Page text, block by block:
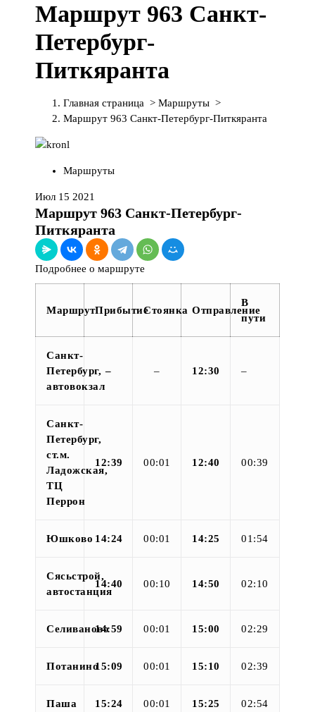
Маршрут 963 Санкт-
Петербург-
Питкяранта
Главная страница > Маршруты >
Маршрут 963 Санкт-Петербург-Питкяранта
Маршруты
Июл 15 2021
Маршрут 963 Санкт-Петербург-
Питкяранта
Подробнее о маршруте
МаршрутПрибытиеСтоянка Отправление
В
пути
Санкт-
Петербург,
автовокзал
– – 12:30 –
Санкт-
Петербург,
ст.м.
Ладожская,
ТЦ
Перрон
12:39 00:01 12:40 00:39
Юшково 14:24 00:01 14:25 01:54
Сясьстрой,
автостанция
14:40 00:10 14:50 02:10
Селиваново14:59 00:01 15:00 02:29
Потанино15:09 00:01 15:10 02:39
Паша 15:24 00:01 15:25 02:54